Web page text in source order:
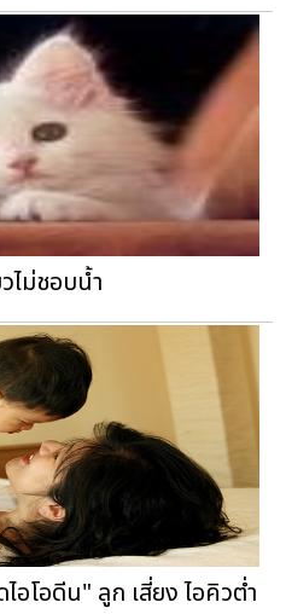
ไม่ชอบน้ำ
โอดีน" ลูก เสี่ยง ไอคิวต่ำ